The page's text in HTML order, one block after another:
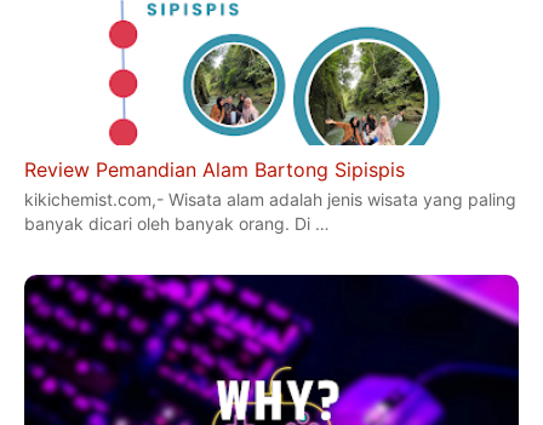
Review Pemandian Alam Bartong Sipispis
kikichemist.com,- Wisata alam adalah jenis wisata yang paling
banyak dicari oleh banyak orang. Di …